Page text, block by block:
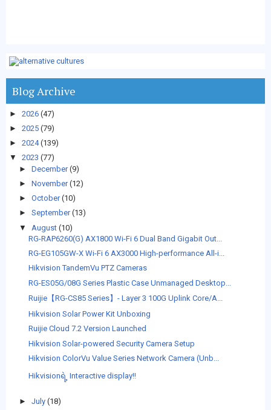
Blog Archive
► 2026 (47)
► 2025 (79)
► 2024 (139)
▼
2023 (77)
► December (9)
► November (12)
► October (10)
► September (13)
▼
August (10)
RG-RAP6260(G) AX1800 Wi-Fi 6 Dual Band Gigabit Out...
RG-EG105GW-X Wi-Fi 6 AX3000 High-performance All-i...
Hikvision TandemVu PTZ Cameras
RG-ES05G/08G Series Plastic Case Unmanaged Desktop...
Ruijie【RG-CS85 Series】- Layer 3 100G Uplink Core/A...
Hikvision Solar Power Kit Unboxing
Ruijie Cloud 7.2 Version Launched
Hikvision Solar-powered Security Camera Setup
Hikvision ColorVu Value Series Network Camera (Unb...
Hikvisionရဲ့ Interactive display!!
► July (18)